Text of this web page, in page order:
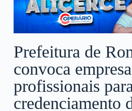
Prefeitura de
convoca
profissionais para
credenciamento